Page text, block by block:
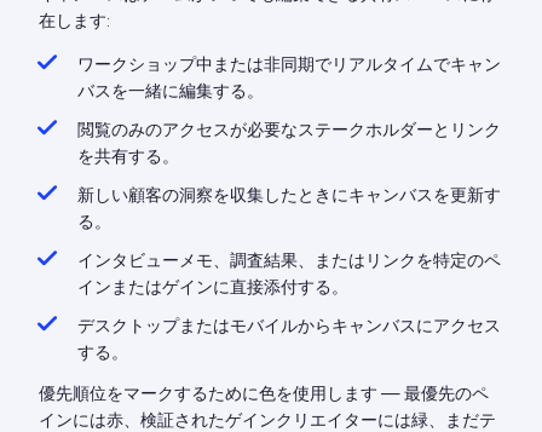
在します:
ワークショップ中または非同期でリアルタイムでキャン
バスを一緒に編集する。
閲覧のみのアクセスが必要なステークホルダーとリンク
を共有する。
新しい顧客の洞察を収集したときにキャンバスを更新す
る。
インタビューメモ、調査結果、またはリンクを特定のペ
インまたはゲインに直接添付する。
デスクトップまたはモバイルからキャンバスにアクセス
する。
優先順位をマークするために色を使用します — 最優先のペ
インには赤、検証されたゲインクリエイターには緑、まだテ